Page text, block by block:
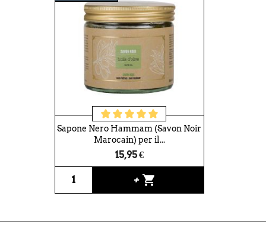
Sapone Nero Hammam (Savon Noir
Marocain) per il...
15,95 €
+ shopping_cart